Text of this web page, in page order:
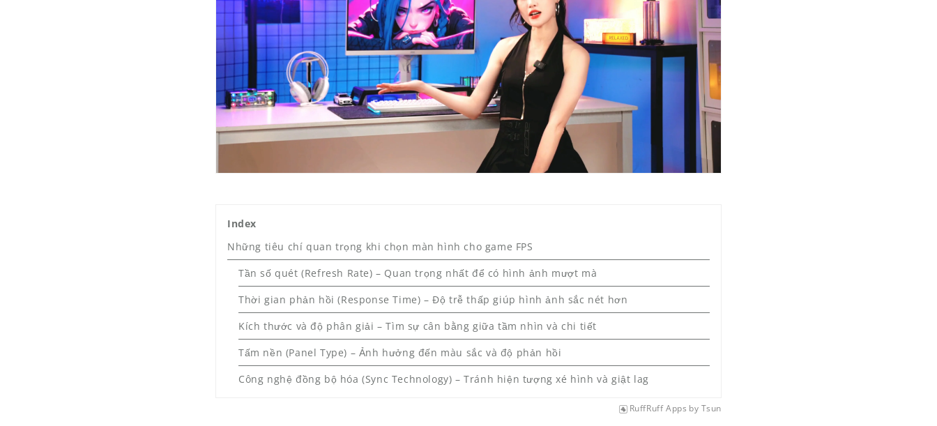
Index
Những tiêu chí quan trọng khi chọn màn hình cho game FPS
Tần số quét (Refresh Rate) – Quan trọng nhất để có hình ảnh mượt mà
Thời gian phản hồi (Response Time) – Độ trễ thấp giúp hình ảnh sắc nét hơn
Kích thước và độ phân giải – Tìm sự cân bằng giữa tầm nhìn và chi tiết
Tấm nền (Panel Type) – Ảnh hưởng đến màu sắc và độ phản hồi
Công nghệ đồng bộ hóa (Sync Technology) – Tránh hiện tượng xé hình và giật lag
RuffRuff Apps by Tsun